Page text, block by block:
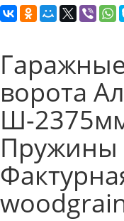
ворота
Ш-
Пружины